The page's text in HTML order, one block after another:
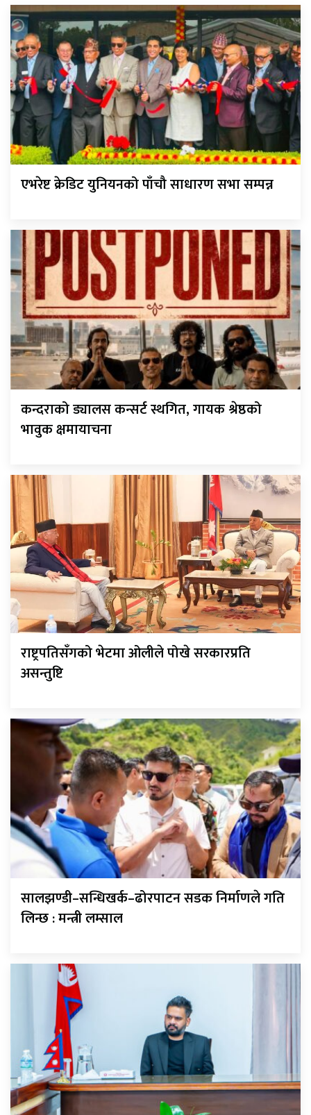
एभरेष्ट क्रेडिट युनियनको पाँचौ साधारण सभा सम्पन्न
कन्दराको ड्यालस कन्सर्ट स्थगित, गायक श्रेष्ठको
भावुक क्षमायाचना
राष्ट्रपतिसँगको भेटमा ओलीले पोखे सरकारप्रति
असन्तुष्टि
सालझण्डी–सन्धिखर्क–ढोरपाटन सडक निर्माणले गति
लिन्छ : मन्त्री लम्साल